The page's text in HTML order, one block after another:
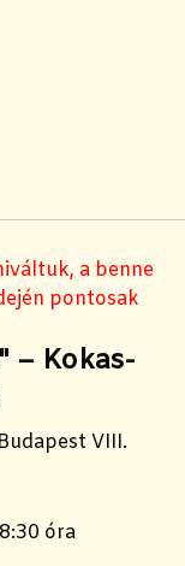
a benne
pontosak
– Kokas-
VIII.
óra